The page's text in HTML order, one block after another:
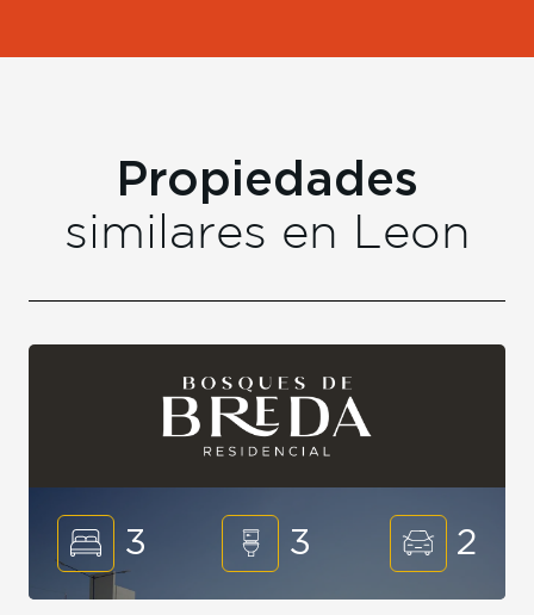
Propiedades
similares en Leon
3 3 2